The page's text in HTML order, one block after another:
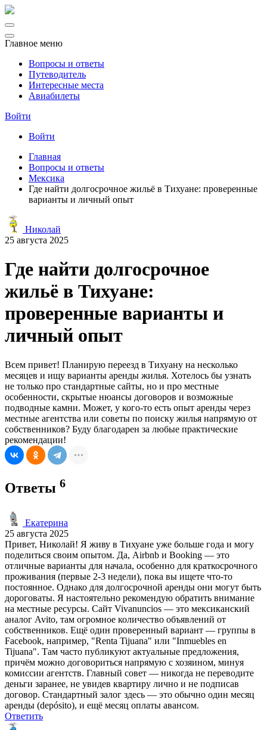
Главное меню
Вопросы и ответы
Путеводитель
Интересные места
Авиабилеты
Войти
Войти
Главная
Вопросы и ответы
Мексика
Где найти долгосрочное жильё в Тихуане: проверенные
варианты и личный опыт
Николай
25 августа 2025
Где найти долгосрочное
жильё в Тихуане:
проверенные варианты и
личный опыт
Всем привет! Планирую переезд в Тихуану на несколько
месяцев и ищу варианты аренды жилья. Хотелось бы узнать
не только про стандартные сайты, но и про местные
особенности, скрытые нюансы договоров и возможные
подводные камни. Может, у кого-то есть опыт аренды через
местные агентства или советы по поиску жилья напрямую от
собственников? Буду благодарен за любые практические
рекомендации!
Ответы 6
Екатерина
25 августа 2025
Привет, Николай! Я живу в Тихуане уже больше года и могу
поделиться своим опытом. Да, Airbnb и Booking — это
отличные варианты для начала, особенно для краткосрочного
проживания (первые 2-3 недели), пока вы ищете что-то
постоянное. Однако для долгосрочной аренды они могут быть
дороговаты. Я настоятельно рекомендую обратить внимание
на местные ресурсы. Сайт Vivanuncios — это мексиканский
аналог Avito, там огромное количество объявлений от
собственников. Ещё один проверенный вариант — группы в
Facebook, например, "Renta Tijuana" или "Inmuebles en
Tijuana". Там часто публикуют актуальные предложения,
причём можно договориться напрямую с хозяином, минуя
комиссии агентств. Главный совет — никогда не переводите
деньги заранее, не увидев квартиру лично и не подписав
договор. Стандартный залог здесь — это обычно один месяц
аренды (depósito), и ещё месяц оплаты авансом.
Ответить